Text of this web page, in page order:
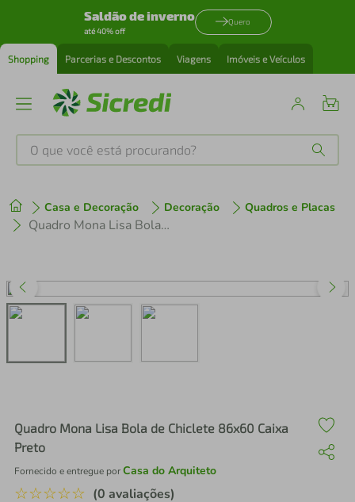
Saldão de inverno
até 40% off
Quero
Shopping Parcerias e Descontos Viagens Imóveis e Veículos
O que você está procurando?
Casa e Decoração Decoração Quadros e Placas
Quadro Mona Lisa Bola de Chiclete 86x60 Caixa Preto
Quadro Mona Lisa Bola de Chiclete 86x60 Caixa
Preto
Fornecido e entregue porCasa do Arquiteto
☆☆☆☆☆ (0 avaliações)
1º tenis
perfume